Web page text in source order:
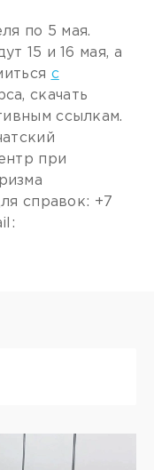
по 5 мая.
15 и 16 мая, а
с
скачать
ссылкам.
при
справок: +7